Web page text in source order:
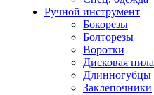
Ручной инструмент
Бокорезы
Болторезы
Воротки
Дисковая пила
Длинногубцы
Заклепочники